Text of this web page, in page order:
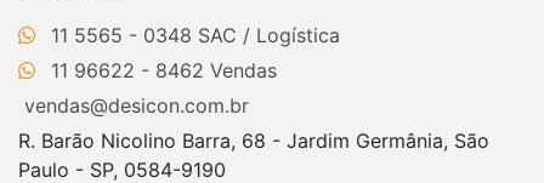
11 5565 - 0348
11 96622 - 8462
vendas@desicon.com.br
R. Barão Nicolino Barra, 68 - Jardim Germânia, São
Paulo - SP, 0584-9190